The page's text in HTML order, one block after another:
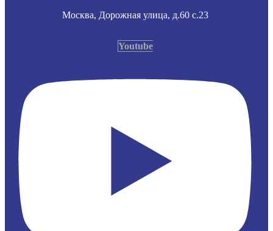
Москва, Дорожная улица, д.60 с.23
Youtube